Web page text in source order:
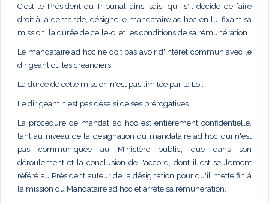
C'est le Président du Tribunal ainsi saisi qui, s'il décide de faire
droit à la demande, désigne le mandataire ad hoc en lui fixant sa
mission, la durée de celle-ci et les conditions de sa rémunération.
Le mandataire ad hoc ne doit pas avoir d'intérêt commun avec le
dirigeant ou les créanciers.
La durée de cette mission n'est pas limitée par la Loi.
Le dirigeant n'est pas désaisi de ses prérogatives.
La procédure de mandat ad hoc est entièrement confidentielle,
tant au niveau de la désignation du mandataire ad hoc qui n'est
pas communiquée au Ministère public, que dans son
déroulement et la conclusion de l'accord, dont il est seulement
référé au Président auteur de la désignation pour qu'il mette fin à
la mission du Mandataire ad hoc et arrête sa rémunération.